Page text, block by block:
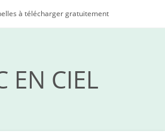
à télécharger gratuitement
EN CIEL